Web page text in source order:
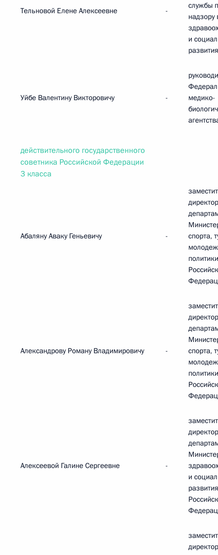
Тельновой Елене Алексеевне -
службы
надзору
и
развития
Уйбе Валентину Викторовичу -
медико-
действительного государственного
советника Российской Федерации
3 класса
Абаляну Аваку Геньевичу -
спорта,
политики
Александрову Роману Владимировичу -
спорта,
политики
Алексеевой Галине Сергеевне -
и
развития